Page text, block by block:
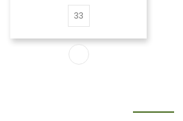
33